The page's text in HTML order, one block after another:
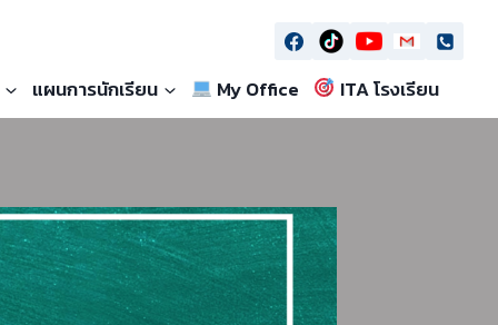
แผนการนักเรียน My Office ITA โรงเรียน